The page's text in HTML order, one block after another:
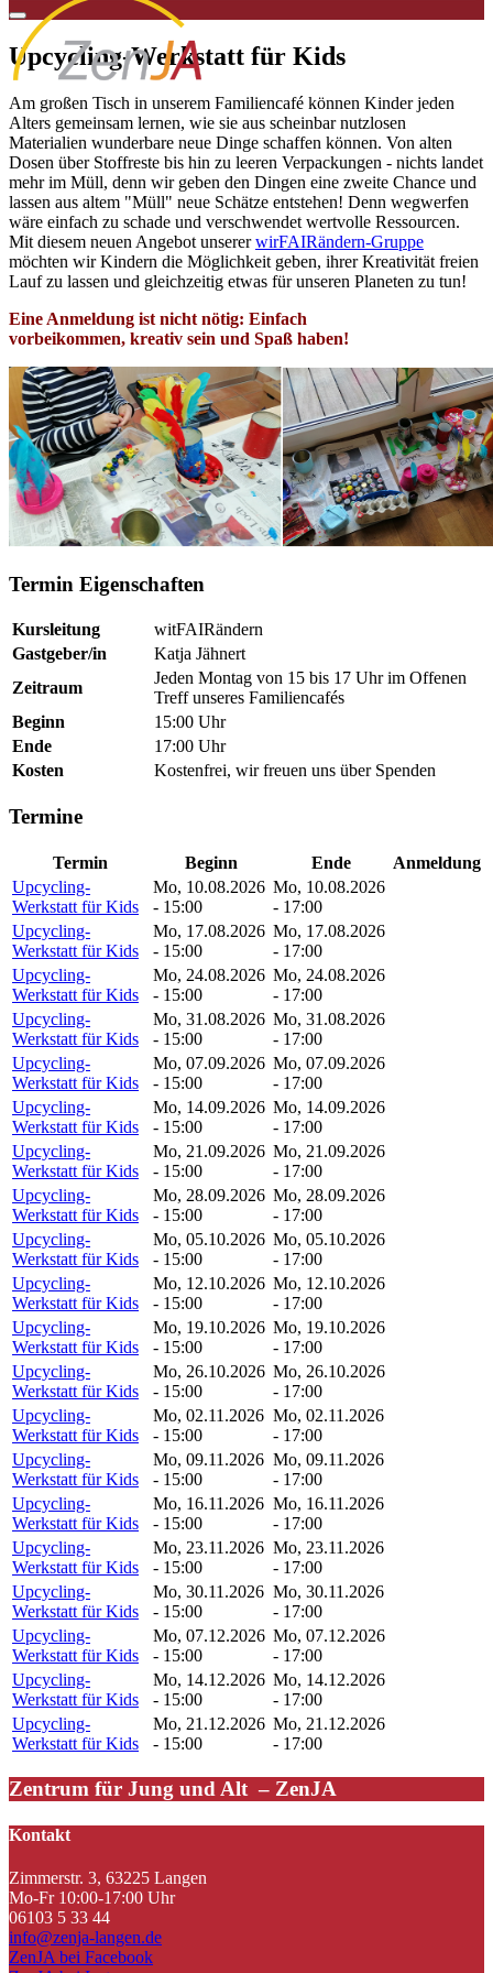
Upcycling-Werkstatt für Kids
Am großen Tisch in unserem Familiencafé können Kinder jeden
Alters gemeinsam lernen, wie sie aus scheinbar nutzlosen
Materialien wunderbare neue Dinge schaffen können. Von alten
Dosen über Stoffreste bis hin zu leeren Verpackungen - nichts landet
mehr im Müll, denn wir geben den Dingen eine zweite Chance und
lassen aus altem "Müll" neue Schätze entstehen! Denn wegwerfen
wäre einfach zu schade und verschwendet wertvolle Ressourcen.
Mit diesem neuen Angebot unsererwirFAIRändern-Gruppe
möchten wir Kindern die Möglichkeit geben, ihrer Kreativität freien
Lauf zu lassen und gleichzeitig etwas für unseren Planeten zu tun!
Eine Anmeldung ist nicht nötig: Einfach
vorbeikommen, kreativ sein und Spaß haben!
Termin Eigenschaften
Kursleitung
witFAIRändern
Gastgeber/in
Katja Jähnert
Zeitraum
Jeden Montag von 15 bis 17 Uhr im Offenen
Treff unseres Familiencafés
Beginn
15:00 Uhr
Ende
17:00 Uhr
Kosten
Kostenfrei, wir freuen uns über Spenden
Termine
Termin Beginn Ende
Anmeldung
Upcycling-
Werkstatt für Kids
Mo, 10.08.2026
- 15:00
Mo, 10.08.2026
- 17:00
Upcycling-
Werkstatt für Kids
Mo, 17.08.2026
- 15:00
Mo, 17.08.2026
- 17:00
Upcycling-
Werkstatt für Kids
Mo, 24.08.2026
- 15:00
Mo, 24.08.2026
- 17:00
Upcycling-
Werkstatt für Kids
Mo, 31.08.2026
- 15:00
Mo, 31.08.2026
- 17:00
Upcycling-
Werkstatt für Kids
Mo, 07.09.2026
- 15:00
Mo, 07.09.2026
- 17:00
Upcycling-
Werkstatt für Kids
Mo, 14.09.2026
- 15:00
Mo, 14.09.2026
- 17:00
Upcycling-
Werkstatt für Kids
Mo, 21.09.2026
- 15:00
Mo, 21.09.2026
- 17:00
Upcycling-
Werkstatt für Kids
Mo, 28.09.2026
- 15:00
Mo, 28.09.2026
- 17:00
Upcycling-
Werkstatt für Kids
Mo, 05.10.2026
- 15:00
Mo, 05.10.2026
- 17:00
Upcycling-
Werkstatt für Kids
Mo, 12.10.2026
- 15:00
Mo, 12.10.2026
- 17:00
Upcycling-
Werkstatt für Kids
Mo, 19.10.2026
- 15:00
Mo, 19.10.2026
- 17:00
Upcycling-
Werkstatt für Kids
Mo, 26.10.2026
- 15:00
Mo, 26.10.2026
- 17:00
Upcycling-
Werkstatt für Kids
Mo, 02.11.2026
- 15:00
Mo, 02.11.2026
- 17:00
Upcycling-
Werkstatt für Kids
Mo, 09.11.2026
- 15:00
Mo, 09.11.2026
- 17:00
Upcycling-
Werkstatt für Kids
Mo, 16.11.2026
- 15:00
Mo, 16.11.2026
- 17:00
Upcycling-
Werkstatt für Kids
Mo, 23.11.2026
- 15:00
Mo, 23.11.2026
- 17:00
Upcycling-
Werkstatt für Kids
Mo, 30.11.2026
- 15:00
Mo, 30.11.2026
- 17:00
Upcycling-
Werkstatt für Kids
Mo, 07.12.2026
- 15:00
Mo, 07.12.2026
- 17:00
Upcycling-
Werkstatt für Kids
Mo, 14.12.2026
- 15:00
Mo, 14.12.2026
- 17:00
Upcycling-
Werkstatt für Kids
Mo, 21.12.2026
- 15:00
Mo, 21.12.2026
- 17:00
Zentrum für Jung und Alt – ZenJA
Kontakt
Zimmerstr. 3, 63225 Langen
Mo-Fr 10:00-17:00 Uhr
06103 5 33 44
info@zenja-langen.de
ZenJA bei Facebook